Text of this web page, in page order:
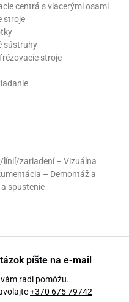
centrá s viacerými osami
stroje
sústruhy
stroje
zariadení – Vizuálna
– Demontáž a
spustenie
píšte na e-mail
radi pomôžu.
+370 675 79742